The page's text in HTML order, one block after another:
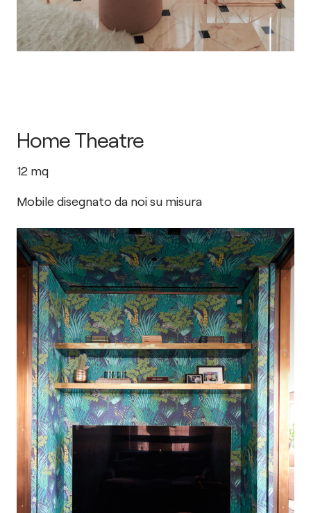
Home Theatre
12 mq
Mobile disegnato da noi su misura